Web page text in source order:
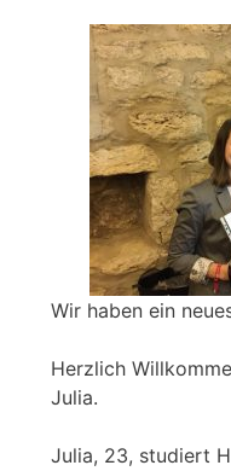
Wir haben ein
Herzlich
Julia.
Julia, 23, studiert